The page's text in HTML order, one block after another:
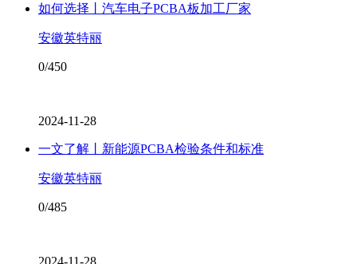
如何选择丨汽车电子PCBA板加工厂家
安徽英特丽
0/450
2024-11-28
一文了解丨新能源PCBA检验条件和标准
安徽英特丽
0/485
2024-11-28